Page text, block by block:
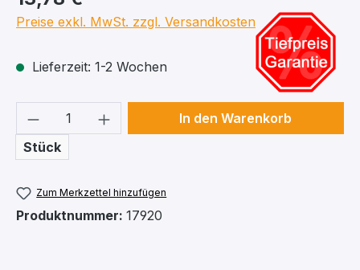
Preise exkl. MwSt. zzgl. Versandkosten
Lieferzeit: 1-2 Wochen
Produkt Anzahl: Gib den
Stück
In den Warenkorb
Zum Merkzettel hinzufügen
Produktnummer: 17920